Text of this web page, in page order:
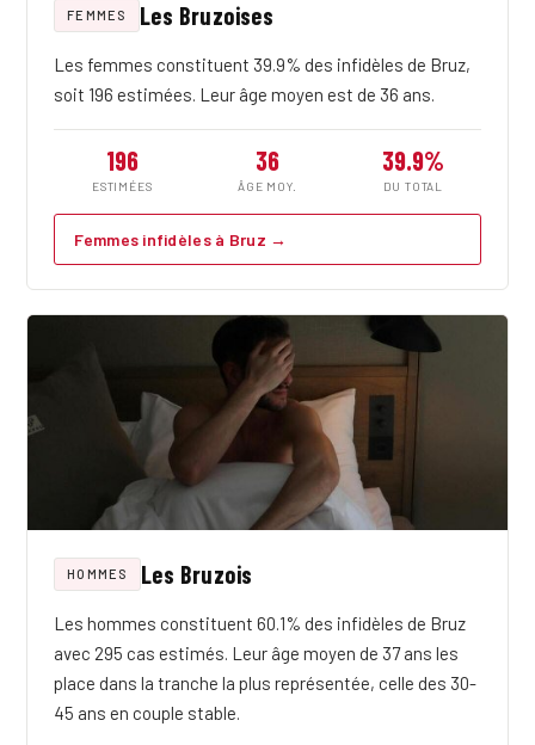
FEMMES Les Bruzoises
Les femmes constituent 39.9% des infidèles de Bruz,
soit 196 estimées. Leur âge moyen est de 36 ans.
196
ESTIMÉES
36
ÂGE MOY.
39.9%
DU TOTAL
Femmes infidèles à Bruz →
HOMMES Les Bruzois
Les hommes constituent 60.1% des infidèles de Bruz
avec 295 cas estimés. Leur âge moyen de 37 ans les
place dans la tranche la plus représentée, celle des 30-
45 ans en couple stable.